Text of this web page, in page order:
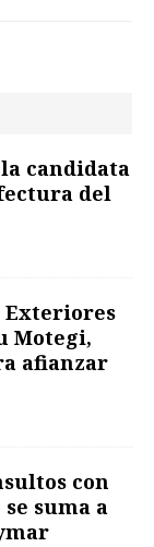
candidata
del
Exteriores
Motegi,
afianzar
con
suma a